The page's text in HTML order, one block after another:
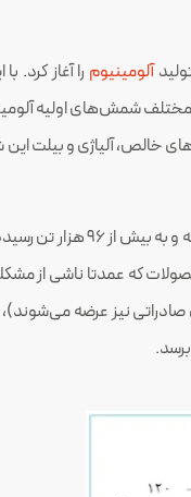
آلومینیوم را آغاز کرد.
مختلف شمش‌های اولیه
در ۸ ماه ابتدای سال جاری، حدود
۲۰٫۱ و ۵۱٫۸ درصدی مواجه شد. افت تولید در این
نیز عرضه